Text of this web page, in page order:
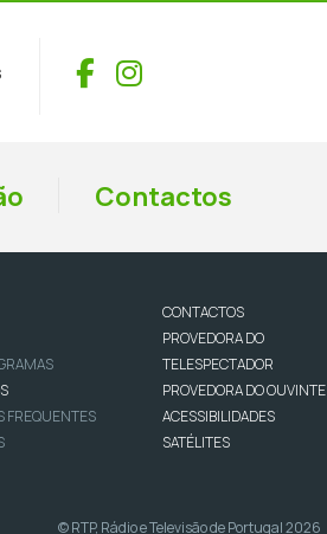
Facebook
Instagram
Contactos
FREQUENTES
CONTACTOS
PROVEDORA DO
TELESPECTADOR
PROVEDORA DO OUVINTE
ACESSIBILIDADES
SATÉLITES
© RTP, Rádio e Televisão de Portugal 2026